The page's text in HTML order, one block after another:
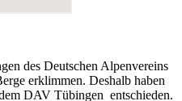
des Deutschen Alpenvereins
erklimmen. Deshalb haben
DAV Tübingen entschieden.